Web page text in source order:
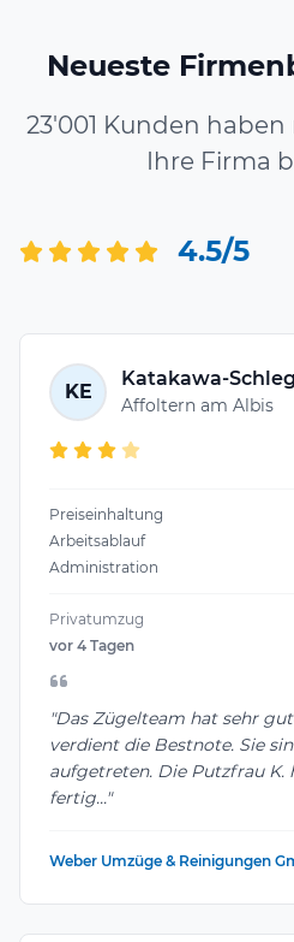
Neueste
23'001 Kunden
Ihre Firma
4.5/5
KE
Katakawa-
Affoltern am Albis
Preiseinhaltung
Arbeitsablauf
Administration
Privatumzug
vor 4 Tagen
"Das Zügelteam hat sehr
verdient die Bestnote. Sie
aufgetreten. Die Putzfrau K.
fertig..."
Weber Umzüge & Reinigungen